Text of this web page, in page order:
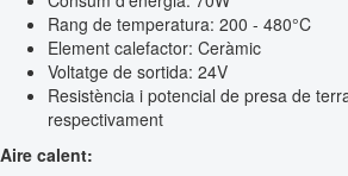
Rang de temperatura: 200 - 480°C
Element calefactor: Ceràmic
Voltatge de sortida: 24V
Resistència i potencial de presa de
respectivament
Aire calent: